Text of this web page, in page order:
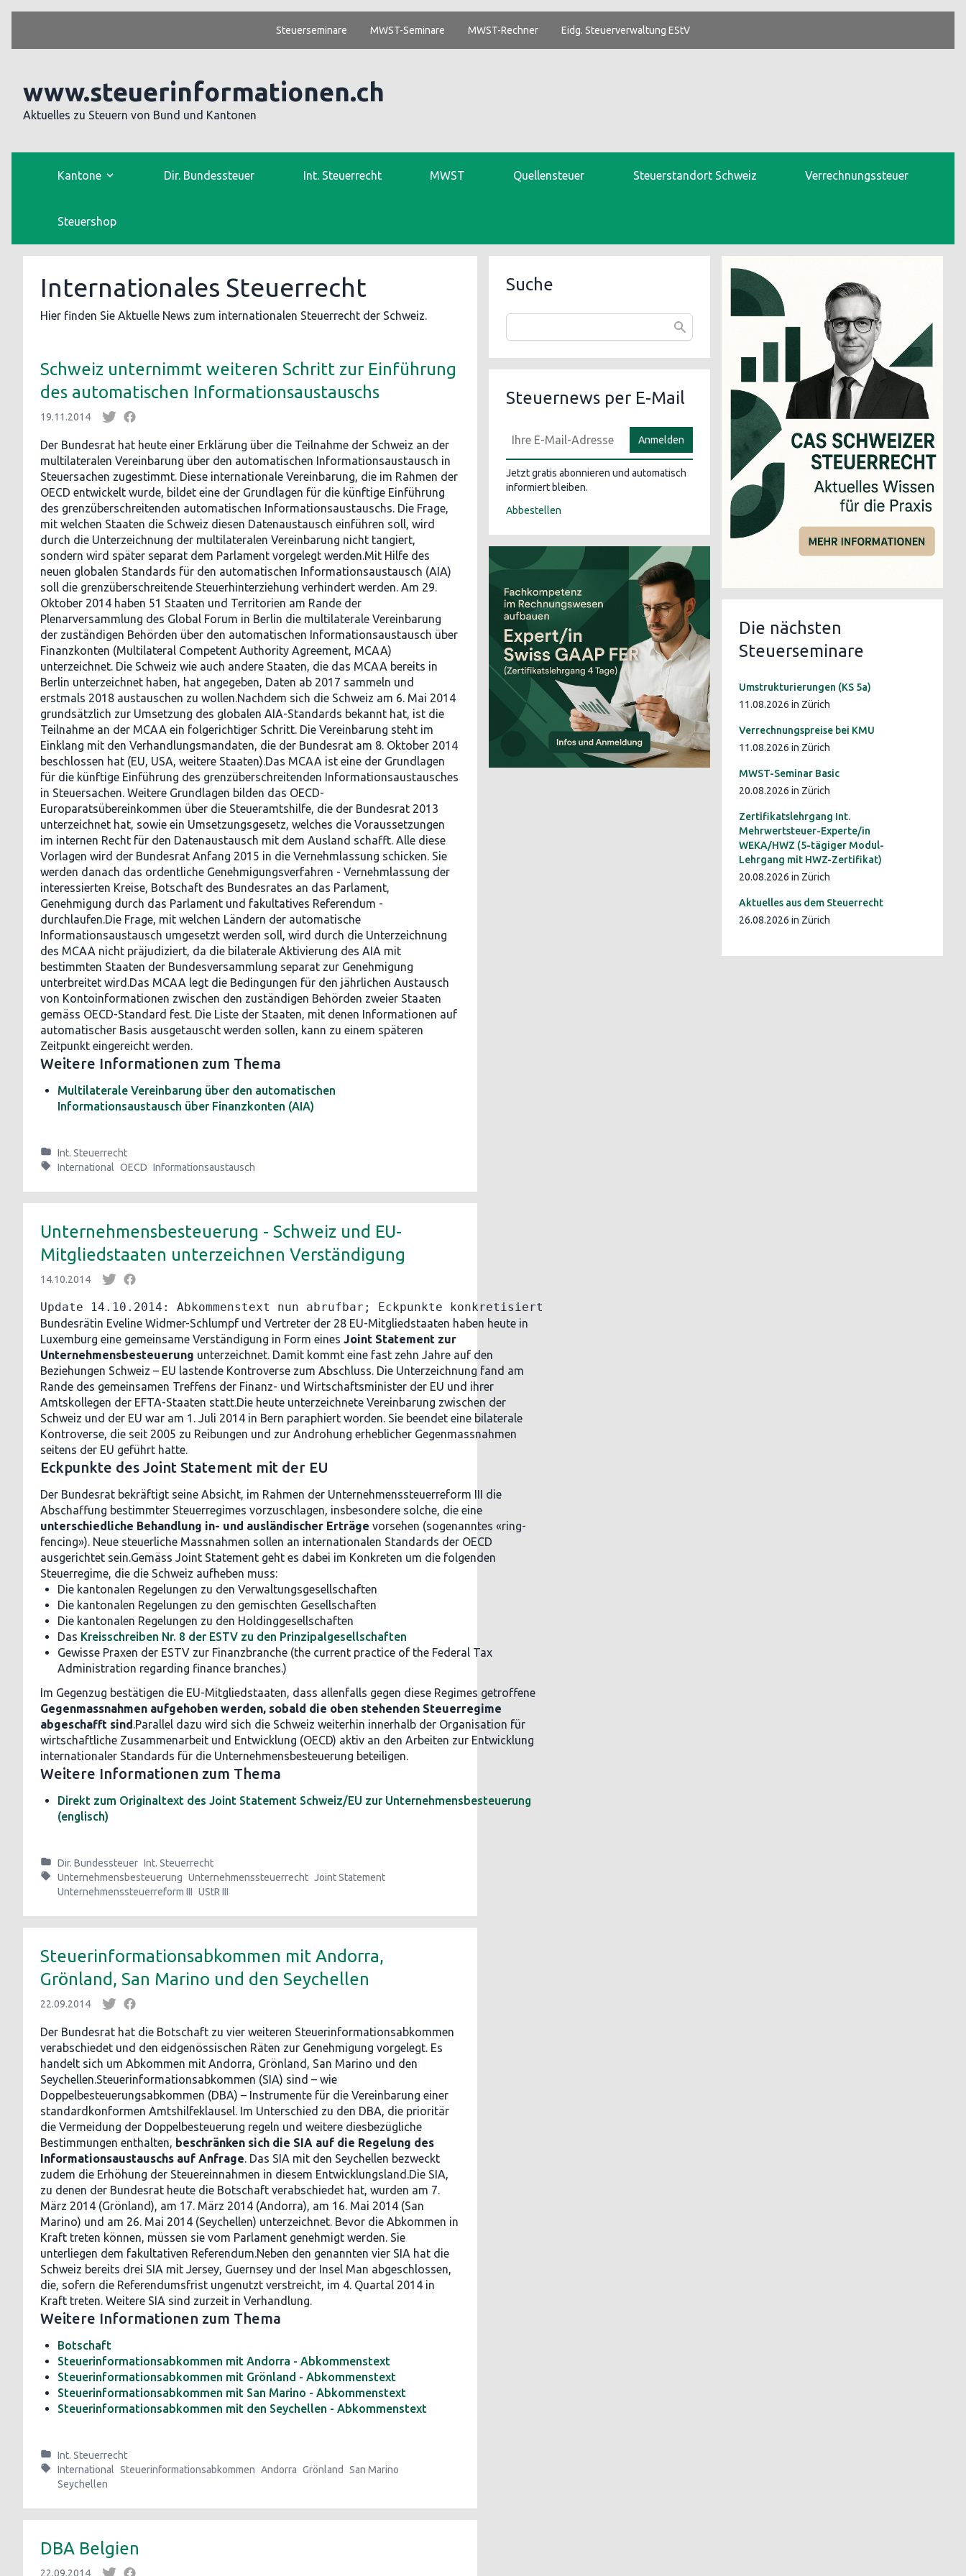
Steuerseminare MWST-Seminare MWST-Rechner Eidg. Steuerverwaltung EStV
www.steuerinformationen.ch
Aktuelles zu Steuern von Bund und Kantonen
Kantone Dir. Bundessteuer Int. Steuerrecht MWST Quellensteuer Steuerstandort Schweiz Verrechnungssteuer
Steuershop
Internationales Steuerrecht
Hier finden Sie Aktuelle News zum internationalen Steuerrecht der Schweiz.
Schweiz unternimmt weiteren Schritt zur Einführung
des automatischen Informationsaustauschs
19.11.2014
Der Bundesrat hat heute einer Erklärung über die Teilnahme der Schweiz an der
multilateralen Vereinbarung über den automatischen Informationsaustausch in
Steuersachen zugestimmt. Diese internationale Vereinbarung, die im Rahmen der
OECD entwickelt wurde, bildet eine der Grundlagen für die künftige Einführung
des grenzüberschreitenden automatischen Informationsaustauschs. Die Frage,
mit welchen Staaten die Schweiz diesen Datenaustausch einführen soll, wird
durch die Unterzeichnung der multilateralen Vereinbarung nicht tangiert,
sondern wird später separat dem Parlament vorgelegt werden.Mit Hilfe des
neuen globalen Standards für den automatischen Informationsaustausch (AIA)
soll die grenzüberschreitende Steuerhinterziehung verhindert werden. Am 29.
Oktober 2014 haben 51 Staaten und Territorien am Rande der
Plenarversammlung des Global Forum in Berlin die multilaterale Vereinbarung
der zuständigen Behörden über den automatischen Informationsaustausch über
Finanzkonten (Multilateral Competent Authority Agreement, MCAA)
unterzeichnet. Die Schweiz wie auch andere Staaten, die das MCAA bereits in
Berlin unterzeichnet haben, hat angegeben, Daten ab 2017 sammeln und
erstmals 2018 austauschen zu wollen.Nachdem sich die Schweiz am 6. Mai 2014
grundsätzlich zur Umsetzung des globalen AIA-Standards bekannt hat, ist die
Teilnahme an der MCAA ein folgerichtiger Schritt. Die Vereinbarung steht im
Einklang mit den Verhandlungsmandaten, die der Bundesrat am 8. Oktober 2014
beschlossen hat (EU, USA, weitere Staaten).Das MCAA ist eine der Grundlagen
für die künftige Einführung des grenzüberschreitenden Informationsaustausches
in Steuersachen. Weitere Grundlagen bilden das OECD-
Europaratsübereinkommen über die Steueramtshilfe, die der Bundesrat 2013
unterzeichnet hat, sowie ein Umsetzungsgesetz, welches die Voraussetzungen
im internen Recht für den Datenaustausch mit dem Ausland schafft. Alle diese
Vorlagen wird der Bundesrat Anfang 2015 in die Vernehmlassung schicken. Sie
werden danach das ordentliche Genehmigungsverfahren - Vernehmlassung der
interessierten Kreise, Botschaft des Bundesrates an das Parlament,
Genehmigung durch das Parlament und fakultatives Referendum -
durchlaufen.Die Frage, mit welchen Ländern der automatische
Informationsaustausch umgesetzt werden soll, wird durch die Unterzeichnung
des MCAA nicht präjudiziert, da die bilaterale Aktivierung des AIA mit
bestimmten Staaten der Bundesversammlung separat zur Genehmigung
unterbreitet wird.Das MCAA legt die Bedingungen für den jährlichen Austausch
von Kontoinformationen zwischen den zuständigen Behörden zweier Staaten
gemäss OECD-Standard fest. Die Liste der Staaten, mit denen Informationen auf
automatischer Basis ausgetauscht werden sollen, kann zu einem späteren
Zeitpunkt eingereicht werden.
Weitere Informationen zum Thema
Multilaterale Vereinbarung über den automatischen
Informationsaustausch über Finanzkonten (AIA)
Int. Steuerrecht
International OECD Informationsaustausch
Unternehmensbesteuerung - Schweiz und EU-
Mitgliedstaaten unterzeichnen Verständigung
14.10.2014
Update 14.10.2014: Abkommenstext nun abrufbar; Eckpunkte konkretisiert
Bundesrätin Eveline Widmer-Schlumpf und Vertreter der 28 EU-Mitgliedstaaten haben heute in
Luxemburg eine gemeinsame Verständigung in Form eines Joint Statement zur
Unternehmensbesteuerung unterzeichnet. Damit kommt eine fast zehn Jahre auf den
Beziehungen Schweiz – EU lastende Kontroverse zum Abschluss. Die Unterzeichnung fand am
Rande des gemeinsamen Treffens der Finanz- und Wirtschaftsminister der EU und ihrer
Amtskollegen der EFTA-Staaten statt.Die heute unterzeichnete Vereinbarung zwischen der
Schweiz und der EU war am 1. Juli 2014 in Bern paraphiert worden. Sie beendet eine bilaterale
Kontroverse, die seit 2005 zu Reibungen und zur Androhung erheblicher Gegenmassnahmen
seitens der EU geführt hatte.
Eckpunkte des Joint Statement mit der EU
Der Bundesrat bekräftigt seine Absicht, im Rahmen der Unternehmenssteuerreform III die
Abschaffung bestimmter Steuerregimes vorzuschlagen, insbesondere solche, die eine
unterschiedliche Behandlung in- und ausländischer Erträge vorsehen (sogenanntes «ring-
fencing»). Neue steuerliche Massnahmen sollen an internationalen Standards der OECD
ausgerichtet sein.Gemäss Joint Statement geht es dabei im Konkreten um die folgenden
Steuerregime, die die Schweiz aufheben muss:
Die kantonalen Regelungen zu den Verwaltungsgesellschaften
Die kantonalen Regelungen zu den gemischten Gesellschaften
Die kantonalen Regelungen zu den Holdinggesellschaften
Das Kreisschreiben Nr. 8 der ESTV zu den Prinzipalgesellschaften
Gewisse Praxen der ESTV zur Finanzbranche (the current practice of the Federal Tax
Administration regarding finance branches.)
Im Gegenzug bestätigen die EU-Mitgliedstaaten, dass allenfalls gegen diese Regimes getroffene
Gegenmassnahmen aufgehoben werden, sobald die oben stehenden Steuerregime
abgeschafft sind.Parallel dazu wird sich die Schweiz weiterhin innerhalb der Organisation für
wirtschaftliche Zusammenarbeit und Entwicklung (OECD) aktiv an den Arbeiten zur Entwicklung
internationaler Standards für die Unternehmensbesteuerung beteiligen.
Weitere Informationen zum Thema
Direkt zum Originaltext des Joint Statement Schweiz/EU zur Unternehmensbesteuerung
(englisch)
Dir. Bundessteuer Int. Steuerrecht
Unternehmensbesteuerung Unternehmenssteuerrecht Joint Statement
Unternehmenssteuerreform III UStR III
Steuerinformationsabkommen mit Andorra,
Grönland, San Marino und den Seychellen
22.09.2014
Der Bundesrat hat die Botschaft zu vier weiteren Steuerinformationsabkommen
verabschiedet und den eidgenössischen Räten zur Genehmigung vorgelegt. Es
handelt sich um Abkommen mit Andorra, Grönland, San Marino und den
Seychellen.Steuerinformationsabkommen (SIA) sind – wie
Doppelbesteuerungsabkommen (DBA) – Instrumente für die Vereinbarung einer
standardkonformen Amtshilfeklausel. Im Unterschied zu den DBA, die prioritär
die Vermeidung der Doppelbesteuerung regeln und weitere diesbezügliche
Bestimmungen enthalten, beschränken sich die SIA auf die Regelung des
Informationsaustauschs auf Anfrage. Das SIA mit den Seychellen bezweckt
zudem die Erhöhung der Steuereinnahmen in diesem Entwicklungsland.Die SIA,
zu denen der Bundesrat heute die Botschaft verabschiedet hat, wurden am 7.
März 2014 (Grönland), am 17. März 2014 (Andorra), am 16. Mai 2014 (San
Marino) und am 26. Mai 2014 (Seychellen) unterzeichnet. Bevor die Abkommen in
Kraft treten können, müssen sie vom Parlament genehmigt werden. Sie
unterliegen dem fakultativen Referendum.Neben den genannten vier SIA hat die
Schweiz bereits drei SIA mit Jersey, Guernsey und der Insel Man abgeschlossen,
die, sofern die Referendumsfrist ungenutzt verstreicht, im 4. Quartal 2014 in
Kraft treten. Weitere SIA sind zurzeit in Verhandlung.
Weitere Informationen zum Thema
Botschaft
Steuerinformationsabkommen mit Andorra - Abkommenstext
Steuerinformationsabkommen mit Grönland - Abkommenstext
Steuerinformationsabkommen mit San Marino - Abkommenstext
Steuerinformationsabkommen mit den Seychellen - Abkommenstext
Int. Steuerrecht
International Steuerinformationsabkommen Andorra Grönland
San Marino
Seychellen
DBA Belgien
22.09.2014
Suche
Steuernews per E-Mail
Anmelden
Jetzt gratis abonnieren und automatisch
informiert bleiben.
Abbestellen
Die nächsten
Steuerseminare
Umstrukturierungen (KS 5a)
11.08.2026 in Zürich
Verrechnungspreise bei KMU
11.08.2026 in Zürich
MWST-Seminar Basic
20.08.2026 in Zürich
Zertifikatslehrgang Int.
Mehrwertsteuer-Experte/in
WEKA/HWZ (5-tägiger Modul-
Lehrgang mit HWZ-Zertifikat)
20.08.2026 in Zürich
Aktuelles aus dem Steuerrecht
26.08.2026 in Zürich